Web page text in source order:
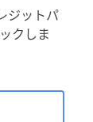
ジットパ
クしま